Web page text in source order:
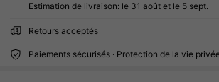
Estimation de livraison: le 31 août et le 5 sept.
Retours acceptés
Paiements sécurisés · Protection de la vie